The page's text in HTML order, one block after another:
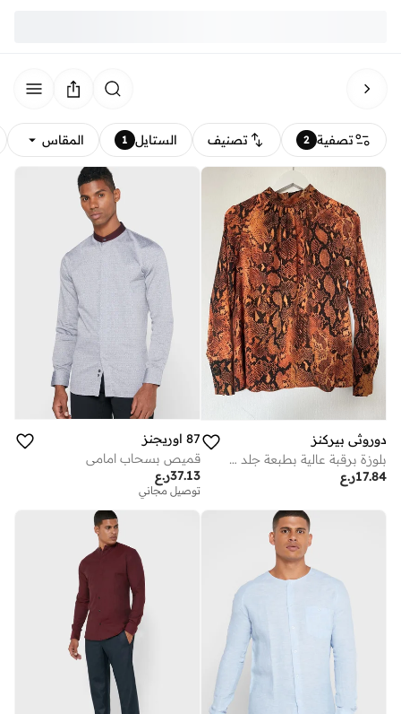
تصفية 2 تصنيف الستايل 1 المقاس
دوروثي بيركنز
بلوزة برقبة عالية بطبعة جلد الثعبان
ر.ع17.84
87 اوريجنز
قميص بسحاب امامي
ر.ع37.13
توصيل مجاني